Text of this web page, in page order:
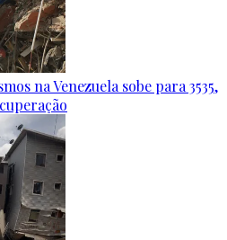
na Venezuela sobe para 3535,